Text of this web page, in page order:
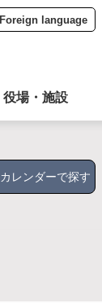
Foreign language
役場・施設
カレンダーで探す